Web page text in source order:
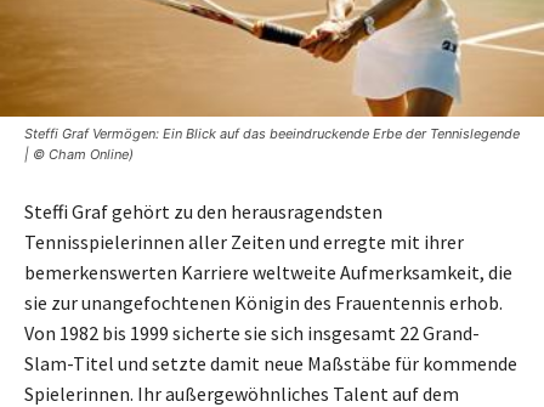
Steffi Graf Vermögen: Ein Blick auf das beeindruckende Erbe der Tennislegende
| © Cham Online)
Steffi Graf gehört zu den herausragendsten
Tennisspielerinnen aller Zeiten und erregte mit ihrer
bemerkenswerten Karriere weltweite Aufmerksamkeit, die
sie zur unangefochtenen Königin des Frauentennis erhob.
Von 1982 bis 1999 sicherte sie sich insgesamt 22 Grand-
Slam-Titel und setzte damit neue Maßstäbe für kommende
Spielerinnen. Ihr außergewöhnliches Talent auf dem